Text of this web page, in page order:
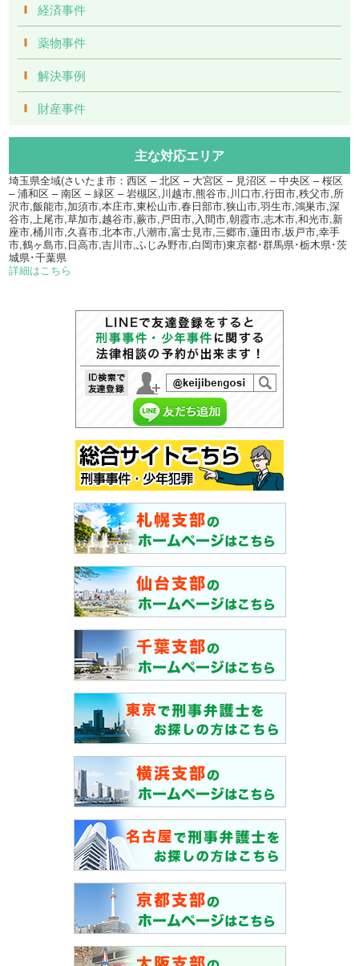
経済事件
薬物事件
解決事例
財産事件
主な対応エリア
埼玉県全域(さいたま市：西区 – 北区 – 大宮区 – 見沼区 – 中央区 – 桜区
– 浦和区 – 南区 – 緑区 – 岩槻区,川越市,熊谷市,川口市,行田市,秩父市,所
沢市,飯能市,加須市,本庄市,東松山市,春日部市,狭山市,羽生市,鴻巣市,深
谷市,上尾市,草加市,越谷市,蕨市,戸田市,入間市,朝霞市,志木市,和光市,新
座市,桶川市,久喜市,北本市,八潮市,富士見市,三郷市,蓮田市,坂戸市,幸手
市,鶴ヶ島市,日高市,吉川市,ふじみ野市,白岡市)東京都･群馬県･栃木県･茨
城県･千葉県
詳細はこちら